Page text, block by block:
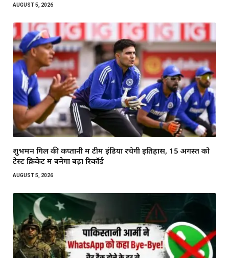
AUGUST 5, 2026
शुभमन गिल की कप्तानी में टीम इंडिया रचेगी इतिहास, 15 अगस्त को
टेस्ट क्रिकेट में बनेगा बड़ा रिकॉर्ड
AUGUST 5, 2026